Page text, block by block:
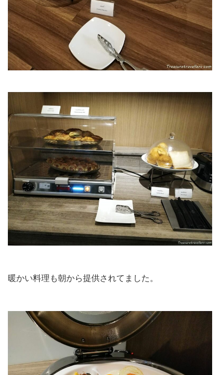
暖かい料理も朝から提供されてました。